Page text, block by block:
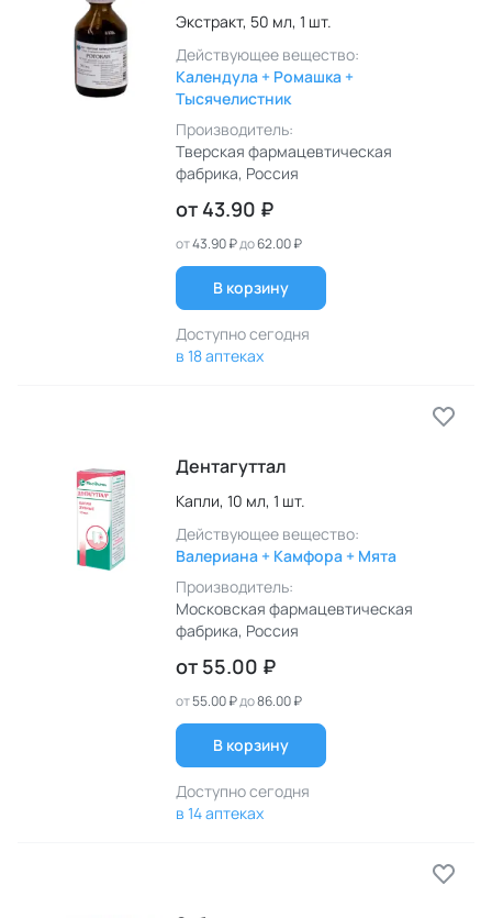
Экстракт, 50 мл, 1 шт.
Действующее вещество:
Календула + Ромашка +
Тысячелистник
Производитель:
Тверская фармацевтическая
фабрика, Россия
от 43.90 ₽
от43.90 ₽до62.00 ₽
В корзину
Доступно сегодня
в 18 аптеках
Дентагуттал
Капли, 10 мл, 1 шт.
Действующее вещество:
Валериана + Камфора + Мята
Производитель:
Московская фармацевтическая
фабрика, Россия
от 55.00 ₽
от55.00 ₽до86.00 ₽
В корзину
Доступно сегодня
в 14 аптеках